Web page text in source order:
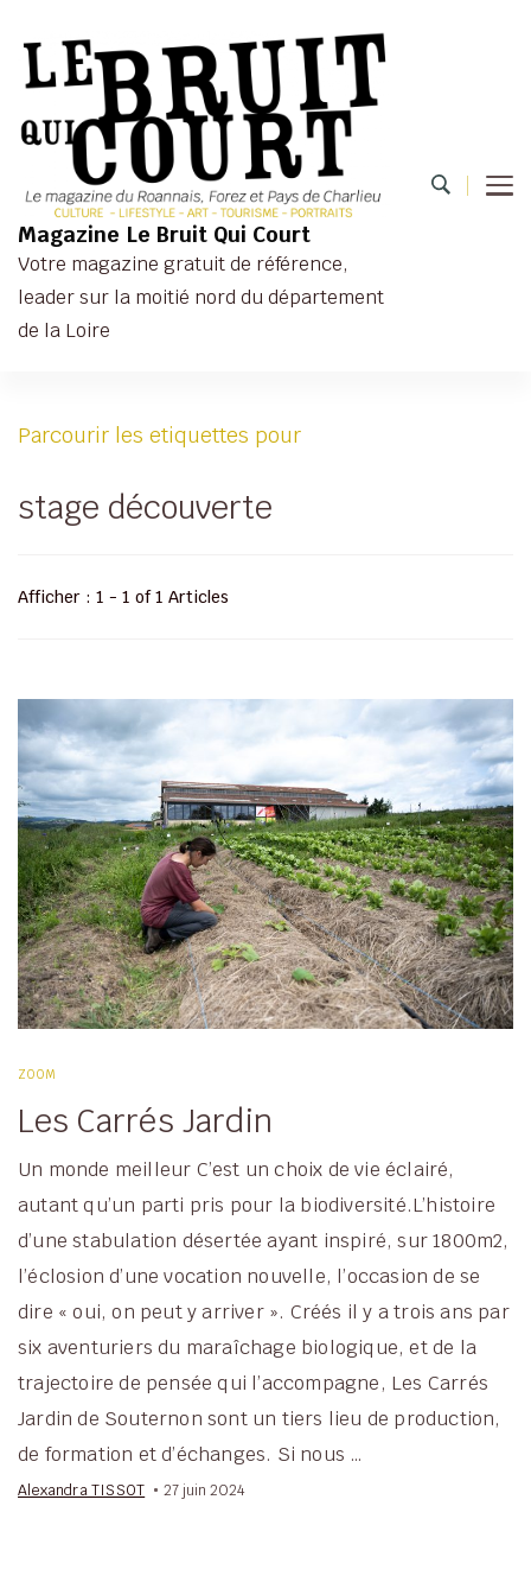
Magazine Le Bruit Qui Court
Votre magazine gratuit de référence,
leader sur la moitié nord du département
de la Loire
Parcourir les etiquettes pour
stage découverte
Afficher : 1 - 1 of 1 Articles
ZOOM
Les Carrés Jardin
Un monde meilleur C’est un choix de vie éclairé,
autant qu’un parti pris pour la biodiversité.L’histoire
d’une stabulation désertée ayant inspiré, sur 1800m2,
l’éclosion d’une vocation nouvelle, l’occasion de se
dire « oui, on peut y arriver ». Créés il y a trois ans par
six aventuriers du maraîchage biologique, et de la
trajectoire de pensée qui l’accompagne, Les Carrés
Jardin de Souternon sont un tiers lieu de production,
de formation et d’échanges. Si nous …
Alexandra TISSOT 27 juin 2024